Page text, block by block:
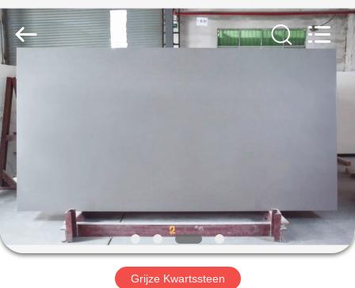
HUIS
PRODUCTEN
ONGEVEER
ONS
FABRIEKSREIS
Material
Technology
CO.,Ltd.
All
Rights
Grijze Kwartssteen